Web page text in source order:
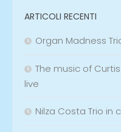
ARTICOLI RECENTI
Organ Madness
The music of
live
Nilza Costa Trio in